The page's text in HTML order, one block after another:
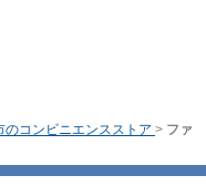
のコンビニエンスストア > ファ